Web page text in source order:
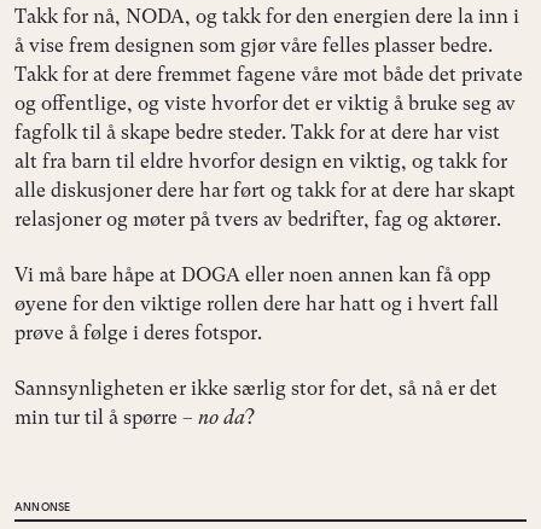
Takk for nå, NODA, og takk for den energien dere la inn i
å vise frem designen som gjør våre felles plasser bedre.
Takk for at dere fremmet fagene våre mot både det private
og offentlige, og viste hvorfor det er viktig å bruke seg av
fagfolk til å skape bedre steder. Takk for at dere har vist
alt fra barn til eldre hvorfor design en viktig, og takk for
alle diskusjoner dere har ført og takk for at dere har skapt
relasjoner og møter på tvers av bedrifter, fag og aktører.
Vi må bare håpe at DOGA eller noen annen kan få opp
øyene for den viktige rollen dere har hatt og i hvert fall
prøve å følge i deres fotspor.
Sannsynligheten er ikke særlig stor for det, så nå er det
min tur til å spørre – no da?
ANNONSE